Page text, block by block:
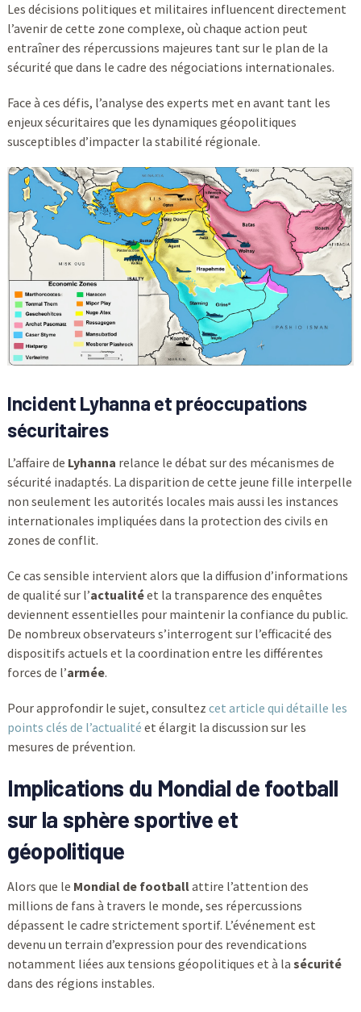
Les décisions politiques et militaires influencent directement
l’avenir de cette zone complexe, où chaque action peut
entraîner des répercussions majeures tant sur le plan de la
sécurité que dans le cadre des négociations internationales.
Face à ces défis, l’analyse des experts met en avant tant les
enjeux sécuritaires que les dynamiques géopolitiques
susceptibles d’impacter la stabilité régionale.
Incident Lyhanna et préoccupations
sécuritaires
L’affaire de Lyhanna relance le débat sur des mécanismes de
sécurité inadaptés. La disparition de cette jeune fille interpelle
non seulement les autorités locales mais aussi les instances
internationales impliquées dans la protection des civils en
zones de conflit.
Ce cas sensible intervient alors que la diffusion d’informations
de qualité sur l’actualitéet la transparence des enquêtes
deviennent essentielles pour maintenir la confiance du public.
De nombreux observateurs s’interrogent sur l’efficacité des
dispositifs actuels et la coordination entre les différentes
forces de l’armée.
Pour approfondir le sujet, consultez cet article qui détaille les
points clés de l’actualité et élargit la discussion sur les
mesures de prévention.
Implications du Mondial de football
sur la sphère sportive et
géopolitique
Alors que le Mondial de footballattire l’attention des
millions de fans à travers le monde, ses répercussions
dépassent le cadre strictement sportif. L’événement est
devenu un terrain d’expression pour des revendications
notamment liées aux tensions géopolitiques et à la sécurité
dans des régions instables.